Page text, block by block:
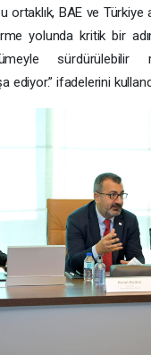
ortaklık, BAE ve Türkiye
yolunda kritik bir
ediyor.” ifadelerini